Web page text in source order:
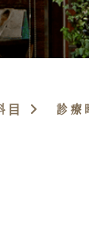
目 診療